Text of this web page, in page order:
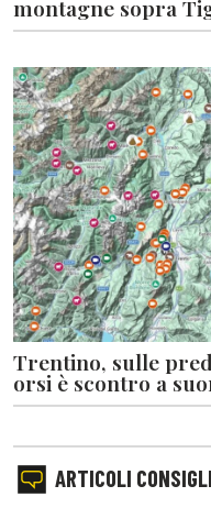
montagne sopra
Trentino, sulle
orsi è scontro a
ARTICOLI